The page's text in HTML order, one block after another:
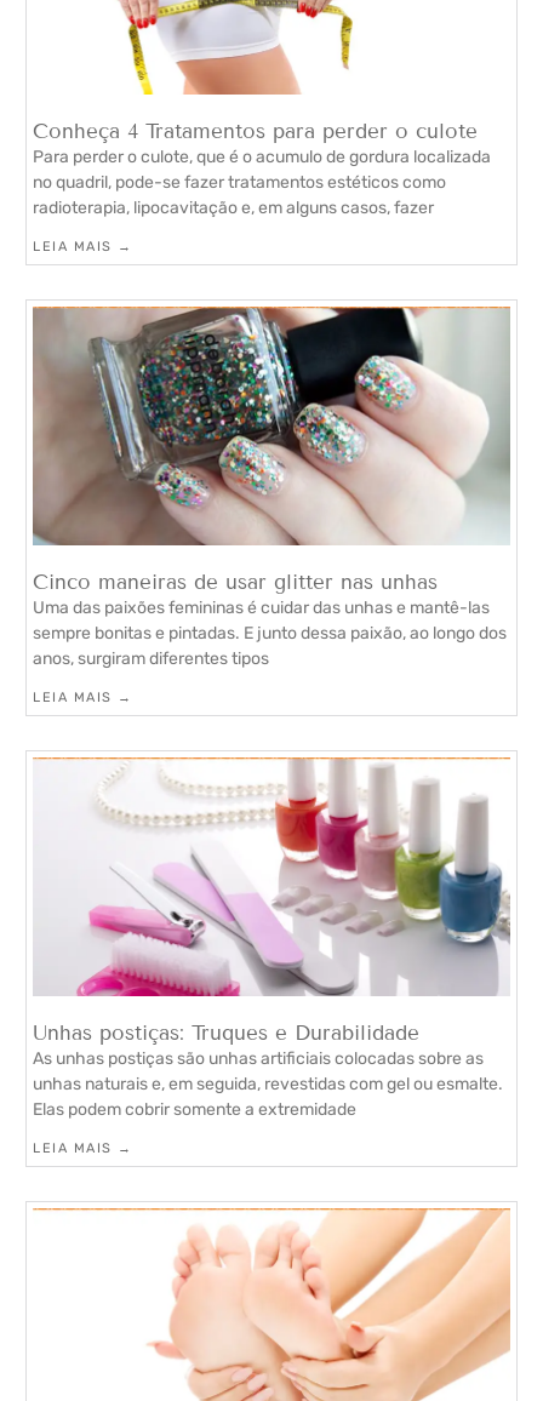
Conheça 4 Tratamentos para perder o culote
Para perder o culote, que é o acumulo de gordura localizada
no quadril, pode-se fazer tratamentos estéticos como
radioterapia, lipocavitação e, em alguns casos, fazer
LEIA MAIS →
Cinco maneiras de usar glitter nas unhas
Uma das paixões femininas é cuidar das unhas e mantê-las
sempre bonitas e pintadas. E junto dessa paixão, ao longo dos
anos, surgiram diferentes tipos
LEIA MAIS →
Unhas postiças: Truques e Durabilidade
As unhas postiças são unhas artificiais colocadas sobre as
unhas naturais e, em seguida, revestidas com gel ou esmalte.
Elas podem cobrir somente a extremidade
LEIA MAIS →